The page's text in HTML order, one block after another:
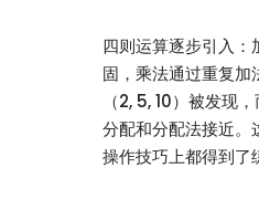
四则运算逐步引入：
固，乘法通过重复加
（2, 5, 10）被发现
分配和分配法接近。
操作技巧上都得到了